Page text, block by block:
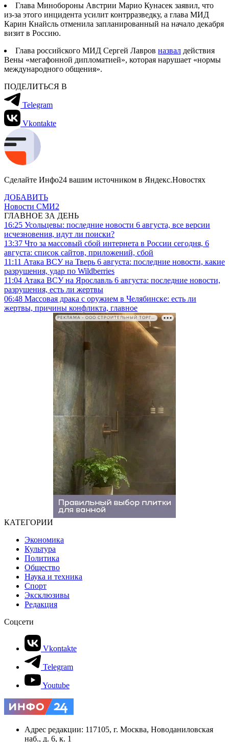
Глава Минобороны Австрии Марио Кунасек заявил, что
из-за этого инцидента усилит контрразведку, а глава МИД
Карин Кнайсль отменила запланированный на начало декабря
визит в Россию.
Глава российского МИД Сергей Лавров назвал действия
Вены «мегафонной дипломатией», которая нарушает «нормы
международного общения».
ПОДЕЛИТЬСЯ В
Telegram
Vkontakte
Сделайте Инфо24 вашим источником в Яндекс.Новостях
ДОБАВИТЬ
Новости СМИ2
ГЛАВНОЕ ЗА ДЕНЬ
16:25 Усольцевы: последние новости 6 августа, все версии
исчезновения, идут ли поиски?
13:37 Что за массовый сбой интернета в России сегодня, 6
августа: список сайтов, приложений, сбой
11:11 Атака ВСУ на Тверь 6 августа: последние новости, какие
разрушения, удар по Wildberries
11:04 Атака ВСУ на Ярославль 6 августа: последние новости,
разрушения, есть ли жертвы
06:48 Массовая драка с оружием в Челябинске: есть ли
жертвы, причины конфликта, главное
РЕКЛАМА • ООО СТРОИТЕЛЬНЫЙ ТОРГОВЫЙ ДОМ «ПЕТРОВИЧ». ИНН: 7802348846
КАТЕГОРИИ
Экономика
Культура
Политика
Общество
Наука и техника
Спорт
Эксклюзивы
Редакция
Соцсети
Vkontakte
Telegram
Youtube
Адрес редакции: 117105, г. Москва, Новоданиловская
наб., д. 6, к. 1